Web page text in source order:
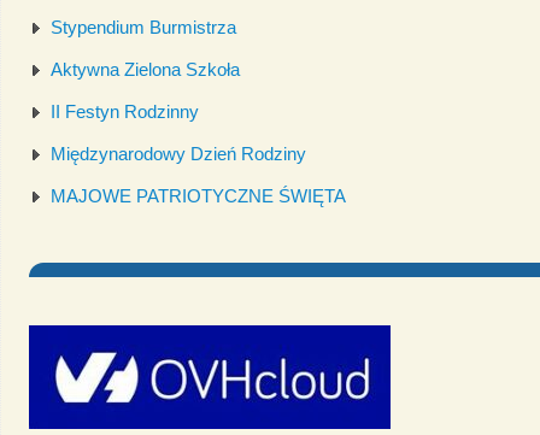
Stypendium Burmistrza
Aktywna Zielona Szkoła
II Festyn Rodzinny
Międzynarodowy Dzień Rodziny
MAJOWE PATRIOTYCZNE ŚWIĘTA